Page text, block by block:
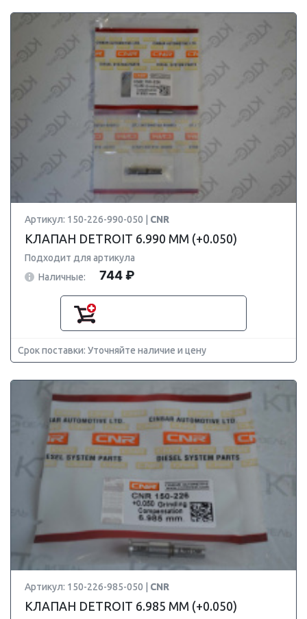
Артикул: 150-226-990-050 | CNR
КЛАПАН DETROIT 6.990 ММ (+0.050)
Подходит для артикула
Наличные:
744 ₽
Срок поставки: Уточняйте наличие и цену
Артикул: 150-226-985-050 | CNR
КЛАПАН DETROIT 6.985 ММ (+0.050)